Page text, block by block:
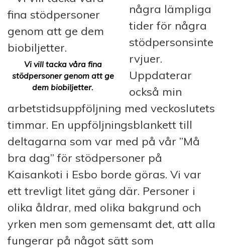
Vi vill tacka våra fina
stödpersoner genom att ge
dem biobiljetter.
några lämpliga
tider för några
stödpersonsinte
rvjuer.
Uppdaterar
också min
arbetstidsuppföljning med veckoslutets
timmar. En uppföljningsblankett till
deltagarna som var med på vår ”Må
bra dag” för stödpersoner på
Kaisankoti i Esbo borde göras. Vi var
ett trevligt litet gäng där. Personer i
olika åldrar, med olika bakgrund och
yrken men som gemensamt det, att alla
fungerar på något sätt som